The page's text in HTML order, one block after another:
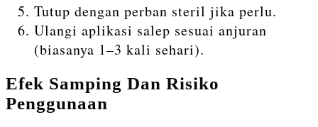
Tutup dengan perban steril jika perlu.
Ulangi aplikasi salep sesuai anjuran
(biasanya 1–3 kali sehari).
Efek Samping Dan Risiko
Penggunaan